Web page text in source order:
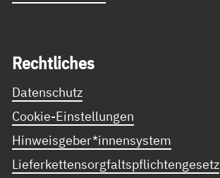
Recht­li­ches
Datenschutz
Cookie-Einstellungen
Hinweisgeber*innensystem
Lieferkettensorgfaltspflichtengesetz